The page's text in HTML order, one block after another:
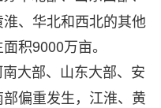
、华北和西北的其他
积9000万亩。
大部、山东大部、安
偏重发生，江淮、黄